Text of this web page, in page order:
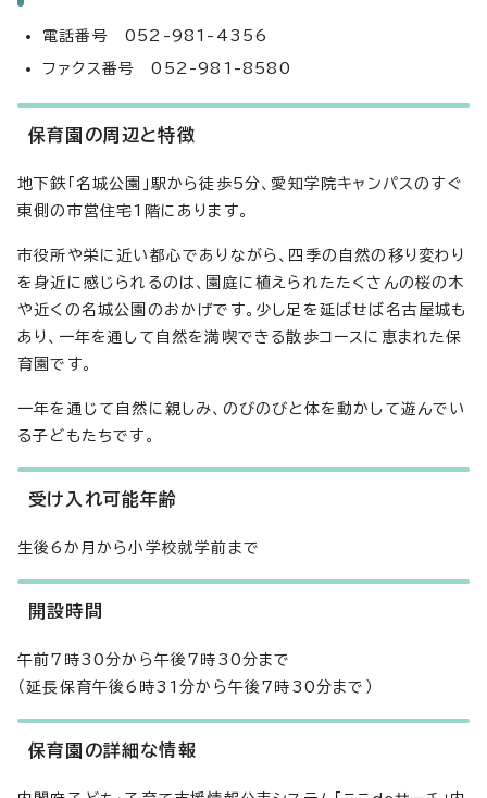
電話番号 052-981-4356
ファクス番号 052-981-8580
保育園の周辺と特徴
地下鉄「名城公園」駅から徒歩5分、愛知学院キャンパスのすぐ
東側の市営住宅1階にあります。
市役所や栄に近い都心でありながら、四季の自然の移り変わり
を身近に感じられるのは、園庭に植えられたたくさんの桜の木
や近くの名城公園のおかげです。少し足を延ばせば名古屋城も
あり、一年を通して自然を満喫できる散歩コースに恵まれた保
育園です。
一年を通じて自然に親しみ、のびのびと体を動かして遊んでい
る子どもたちです。
受け入れ可能年齢
生後6か月から小学校就学前まで
開設時間
午前7時30分から午後7時30分まで
（延長保育午後6時31分から午後7時30分まで）
保育園の詳細な情報